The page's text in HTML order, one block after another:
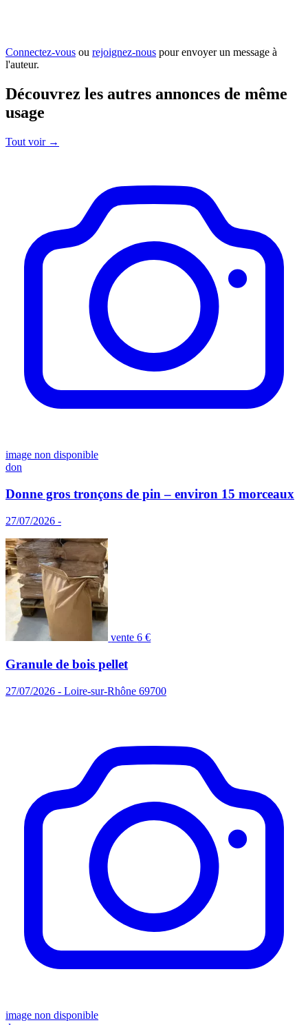
Connectez-vous ou rejoignez-nous pour envoyer un message à
l'auteur.
Découvrez les autres annonces de même
usage
Tout voir →
image non disponible
don
Donne gros tronçons de pin – environ 15 morceaux
27/07/2026 -
vente6 €
Granule de bois pellet
27/07/2026 - Loire-sur-Rhône 69700
image non disponible